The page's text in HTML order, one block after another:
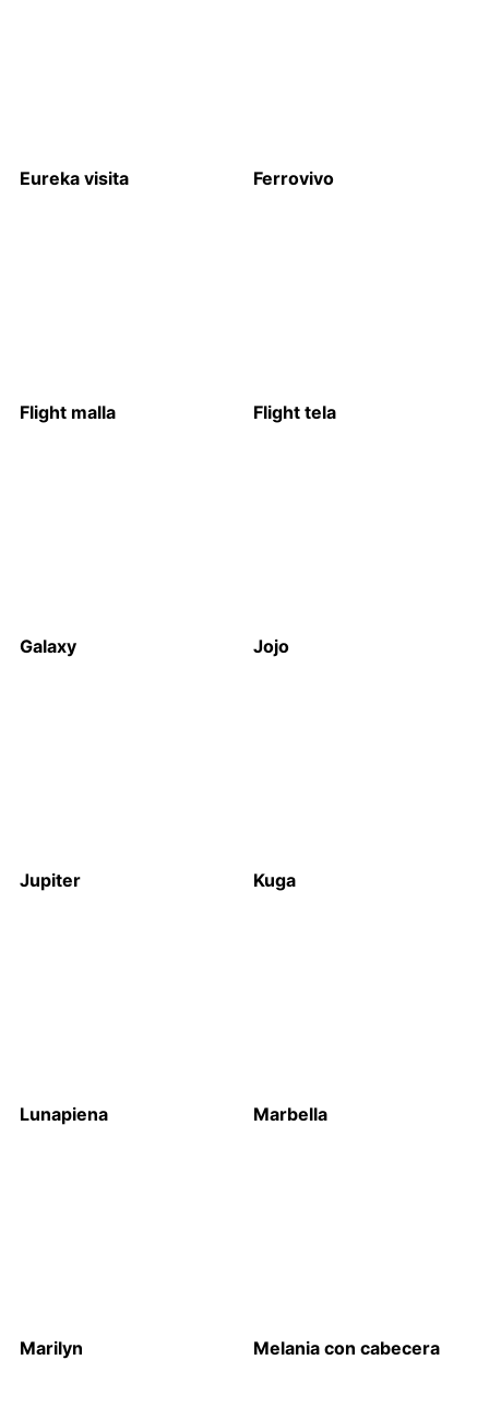
Eureka visita Ferrovivo
Flight malla Flight tela
Galaxy Jojo
Jupiter Kuga
Lunapiena Marbella
Marilyn Melania con cabecera